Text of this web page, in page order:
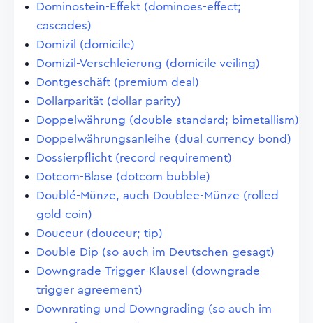
Dominostein-Effekt (dominoes-effect;
cascades)
Domizil (domicile)
Domizil-Verschleierung (domicile veiling)
Dontgeschäft (premium deal)
Dollarparität (dollar parity)
Doppelwährung (double standard; bimetallism)
Doppelwährungsanleihe (dual currency bond)
Dossierpflicht (record requirement)
Dotcom-Blase (dotcom bubble)
Doublé-Münze, auch Doublee-Münze (rolled
gold coin)
Douceur (douceur; tip)
Double Dip (so auch im Deutschen gesagt)
Downgrade-Trigger-Klausel (downgrade
trigger agreement)
Downrating und Downgrading (so auch im